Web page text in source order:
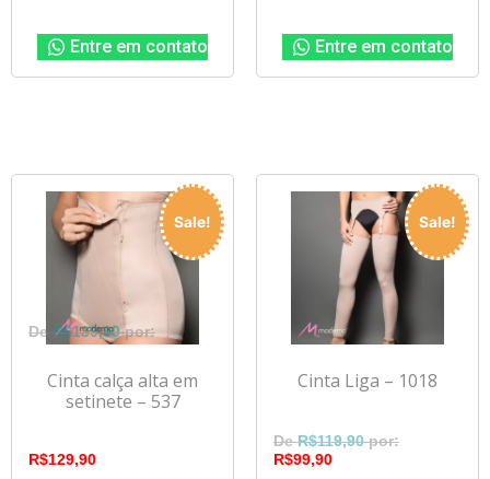
Entre em contato Entre em contato
Sale!
Cinta calça alta em
setinete – 537
R$139,90
R$129,90
Sale!
Cinta Liga – 1018
R$119,90
R$99,90